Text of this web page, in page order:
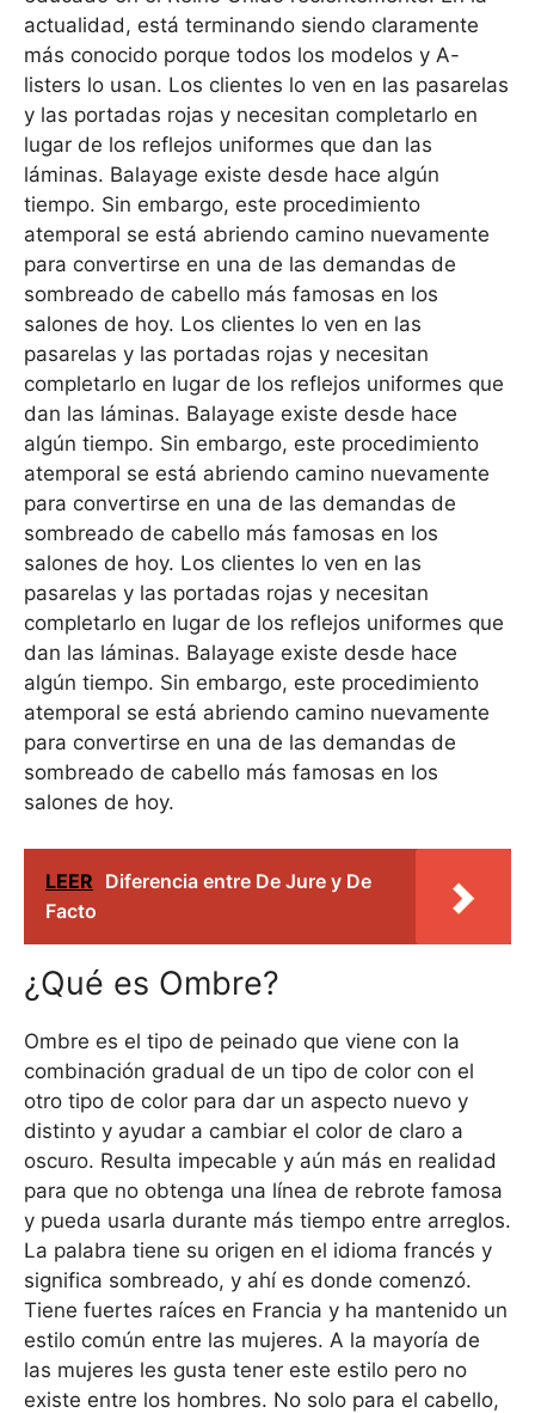
actualidad, está terminando siendo claramente
más conocido porque todos los modelos y A-
listers lo usan. Los clientes lo ven en las pasarelas
y las portadas rojas y necesitan completarlo en
lugar de los reflejos uniformes que dan las
láminas. Balayage existe desde hace algún
tiempo. Sin embargo, este procedimiento
atemporal se está abriendo camino nuevamente
para convertirse en una de las demandas de
sombreado de cabello más famosas en los
salones de hoy. Los clientes lo ven en las
pasarelas y las portadas rojas y necesitan
completarlo en lugar de los reflejos uniformes que
dan las láminas. Balayage existe desde hace
algún tiempo. Sin embargo, este procedimiento
atemporal se está abriendo camino nuevamente
para convertirse en una de las demandas de
sombreado de cabello más famosas en los
salones de hoy. Los clientes lo ven en las
pasarelas y las portadas rojas y necesitan
completarlo en lugar de los reflejos uniformes que
dan las láminas. Balayage existe desde hace
algún tiempo. Sin embargo, este procedimiento
atemporal se está abriendo camino nuevamente
para convertirse en una de las demandas de
sombreado de cabello más famosas en los
salones de hoy.
LEER Diferencia entre De Jure y De
Facto
¿Qué es Ombre?
Ombre es el tipo de peinado que viene con la
combinación gradual de un tipo de color con el
otro tipo de color para dar un aspecto nuevo y
distinto y ayudar a cambiar el color de claro a
oscuro. Resulta impecable y aún más en realidad
para que no obtenga una línea de rebrote famosa
y pueda usarla durante más tiempo entre arreglos.
La palabra tiene su origen en el idioma francés y
significa sombreado, y ahí es donde comenzó.
Tiene fuertes raíces en Francia y ha mantenido un
estilo común entre las mujeres. A la mayoría de
las mujeres les gusta tener este estilo pero no
existe entre los hombres. No solo para el cabello,